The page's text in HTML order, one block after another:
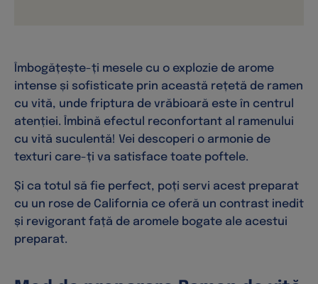
Îmbogățește-ți mesele cu o explozie de arome
intense și sofisticate prin această rețetă de ramen
cu vită, unde friptura de vrăbioară este în centrul
atenției. Îmbină efectul reconfortant al ramenului
cu vită suculentă! Vei descoperi o armonie de
texturi care-ți va satisface toate poftele.
Și ca totul să fie perfect, poți servi acest preparat
cu un rose de California ce oferă un contrast inedit
și revigorant față de aromele bogate ale acestui
preparat.